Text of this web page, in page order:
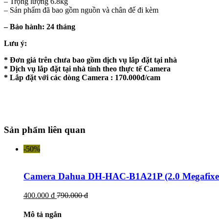
– Sản phẩm đã bao gồm nguồn và chân đế đi kèm
– Bảo hành: 24 tháng
Lưu ý:
* Đơn giá trên chưa bao gồm dịch vụ lắp đặt tại nhà
* Dịch vụ lắp đặt tại nhà tính theo thực tế Camera
* Lắp đặt với các dòng Camera : 170.000đ/cam
Sản phẩm liên quan
-50%
Camera Dahua DH-HAC-B1A21P (2.0
400.000 đ 790.000 đ
Mô tả ngắn